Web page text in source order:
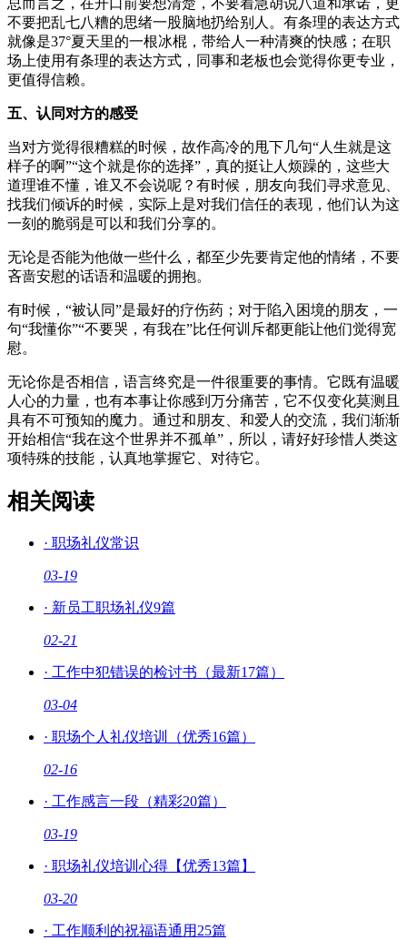
不要把乱七八糟的思绪一股脑地扔给别人。有条理的表达方式
就像是37°夏天里的一根冰棍，带给人一种清爽的快感；在职
场上使用有条理的表达方式，同事和老板也会觉得你更专业，
更值得信赖。
五、认同对方的感受
当对方觉得很糟糕的时候，故作高冷的甩下几句“人生就是这
样子的啊”“这个就是你的选择”，真的挺让人烦躁的，这些大
道理谁不懂，谁又不会说呢？有时候，朋友向我们寻求意见、
找我们倾诉的时候，实际上是对我们信任的表现，他们认为这
一刻的脆弱是可以和我们分享的。
无论是否能为他做一些什么，都至少先要肯定他的情绪，不要
吝啬安慰的话语和温暖的拥抱。
有时候，“被认同”是最好的疗伤药；对于陷入困境的朋友，一
句“我懂你”“不要哭，有我在”比任何训斥都更能让他们觉得宽
慰。
无论你是否相信，语言终究是一件很重要的事情。它既有温暖
人心的力量，也有本事让你感到万分痛苦，它不仅变化莫测且
具有不可预知的魔力。通过和朋友、和爱人的交流，我们渐渐
开始相信“我在这个世界并不孤单”，所以，请好好珍惜人类这
项特殊的技能，认真地掌握它、对待它。
相关阅读
· 职场礼仪常识
03-19
· 新员工职场礼仪9篇
02-21
· 工作中犯错误的检讨书（最新17篇）
03-04
· 职场个人礼仪培训（优秀16篇）
02-16
· 工作感言一段（精彩20篇）
03-19
· 职场礼仪培训心得【优秀13篇】
03-20
· 工作顺利的祝福语通用25篇